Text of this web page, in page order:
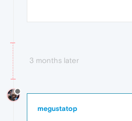
3 months later
megustatop